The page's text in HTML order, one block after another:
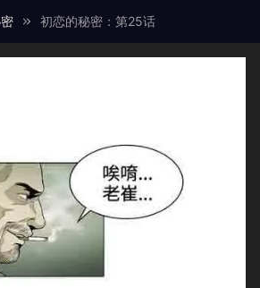
初恋的秘密：第25话